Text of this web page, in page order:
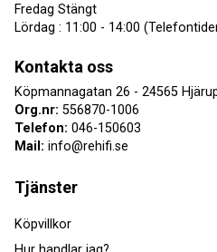
Fredag Stängt
Lördag : 11:00 - 14:00
Kontakta oss
Köpmannagatan 26 - 24565
Org.nr: 556870-1006
Telefon: 046-150603
Mail: info@rehifi.se
Tjänster
Köpvillkor